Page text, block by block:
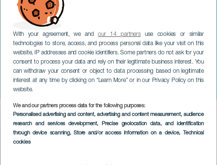
With your agreement, we andour 14 partnersuse cookies or similar
technologies to store, access, and process personal data like your visit on this
website, IP addresses and cookie identifiers. Some partners do not ask for your
consent to process your data and rely on their legitimate business interest. You
can withdraw your consent or object to data processing based on legitimate
interest at any time by clicking on “Learn More” or in our Privacy Policy on this
website.
We and our partners process data for the following purposes:
Personalised advertising and content, advertising and content measurement, audience
research and services development, Precise geolocation data, and identification
through device scanning, Store and/or access information on a device, Technical
cookies
Jabicombé
GRAN CANARIA
Imagen
Listado